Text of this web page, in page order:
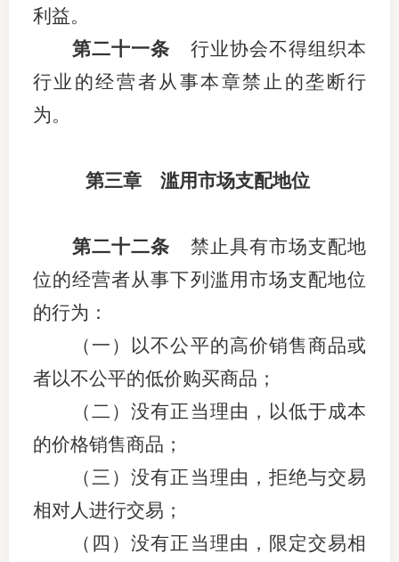
利益。
第二十一条 行业协会不得组织本
行业的经营者从事本章禁止的垄断行
为。
第三章 滥用市场支配地位
第二十二条 禁止具有市场支配地
位的经营者从事下列滥用市场支配地位
的行为：
（一）以不公平的高价销售商品或
者以不公平的低价购买商品；
（二）没有正当理由，以低于成本
的价格销售商品；
（三）没有正当理由，拒绝与交易
相对人进行交易；
（四）没有正当理由，限定交易相